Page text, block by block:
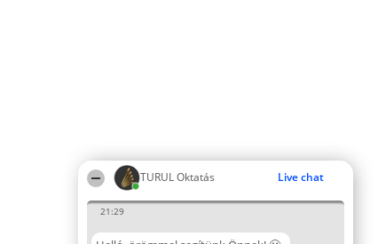
TURUL Oktatás Live chat
21:29